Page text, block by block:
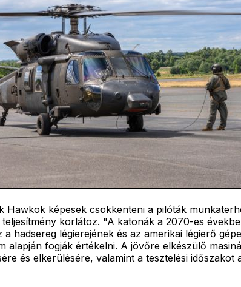
képesek csökkenteni a pilóták
korlátoz. "A katonák a 2070-es
hadsereg légierejének és az amerikai légierő
fogják értékelni. A jövőre elkészülő
és elkerülésére, valamint a tesztelési